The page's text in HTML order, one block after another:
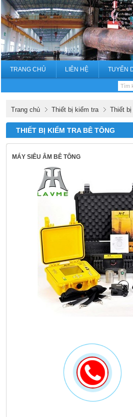
TRANG CHỦ LIÊN HỆ TUYỂN
Trang chủ Thiết bị kiểm tra Thiết
THIẾT BỊ KIỂM TRA BÊ TÔNG
MÁY SIÊU ÂM BÊ TÔNG